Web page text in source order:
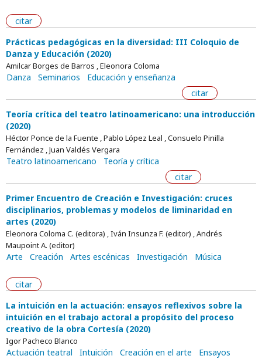
citar
Prácticas pedagógicas en la diversidad: III Coloquio de
Danza y Educación (2020)
Amilcar Borges de Barros , Eleonora Coloma
Danza Seminarios
Educación y enseñanza
citar
Teoría crítica del teatro latinoamericano: una introducción
(2020)
Héctor Ponce de la Fuente , Pablo López Leal , Consuelo Pinilla
Fernández , Juan Valdés Vergara
Teatro latinoamericano
Teoría y crítica
citar
Primer Encuentro de Creación e Investigación: cruces
disciplinarios, problemas y modelos de liminaridad en
artes (2020)
Eleonora Coloma C. (editora) , Iván Insunza F. (editor) , Andrés
Maupoint A. (editor)
Arte Creación Artes escénicas Investigación Música
citar
La intuición en la actuación: ensayos reflexivos sobre la
intuición en el trabajo actoral a propósito del proceso
creativo de la obra Cortesía (2020)
Igor Pacheco Blanco
Actuación teatral Intuición Creación en el arte Ensayos